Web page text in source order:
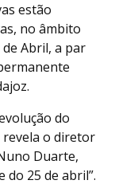
estão
no âmbito
Abril, a par
do
revela o diretor
Duarte,
do 25 de abril”.